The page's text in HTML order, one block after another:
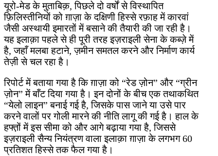
यूरो-मेड के मुताबिक़, पिछले दो वर्षों से विस्थापित
फ़िलिस्तीनियों को ग़ाज़ा के दक्षिणी हिस्से रफ़ाह में कारवां
जैसी अस्थायी इमारतों में बसाने की तैयारी की जा रही है।
यह इलाक़ा पहले से ही पूरी तरह इज़राइली सेना के कब्ज़े में
है, जहाँ मलबा हटाने, ज़मीन समतल करने और निर्माण कार्य
तेज़ी से चल रहा है।
रिपोर्ट में बताया गया है कि ग़ाज़ा को “रेड ज़ोन” और “ग्रीन
ज़ोन” में बाँट दिया गया है। इन दोनों के बीच एक तथाकथित
“येलो लाइन” बनाई गई है, जिसके पास जाने या उसे पार
करने वालों पर गोली मारने की नीति लागू की गई है। हाल के
हफ्त़ों में इस सीमा को और आगे बढ़ाया गया है, जिससे
इज़राइली सैन्य नियंत्रण वाला इलाक़ा ग़ाज़ा के लगभग 60
प्रतिशत हिस्से तक फैल गया है।